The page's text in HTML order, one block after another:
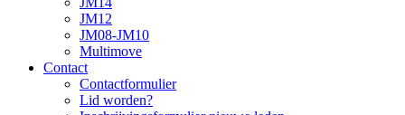
JM12
JM08-JM10
Multimove
Contact
Contactformulier
Lid worden?